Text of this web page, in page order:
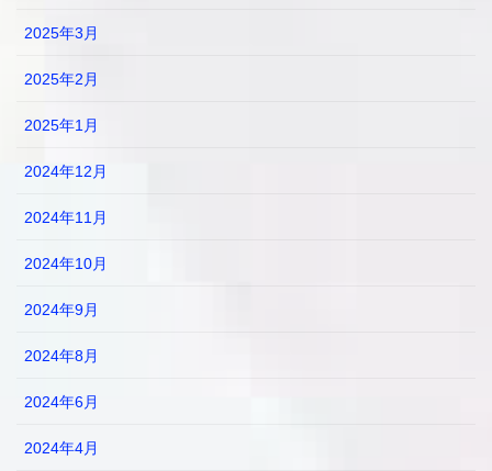
2025年3月
2025年2月
2025年1月
2024年12月
2024年11月
2024年10月
2024年9月
2024年8月
2024年6月
2024年4月